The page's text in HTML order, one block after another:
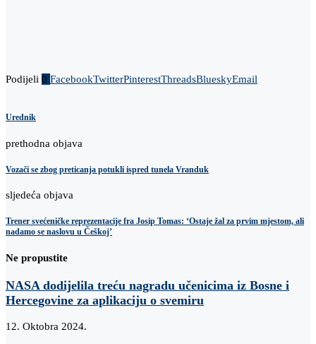
Podijeli 0 FacebookTwitterPinterestThreadsBlueskyEmail
Urednik
prethodna objava
Vozači se zbog preticanja potukli ispred tunela Vranduk
sljedeća objava
Trener svećeničke reprezentacije fra Josip Tomas: ‘Ostaje žal za prvim mjestom, ali
nadamo se naslovu u Češkoj’
Ne propustite
NASA dodijelila treću nagradu učenicima iz Bosne i
Hercegovine za aplikaciju o svemiru
12. Oktobra 2024.